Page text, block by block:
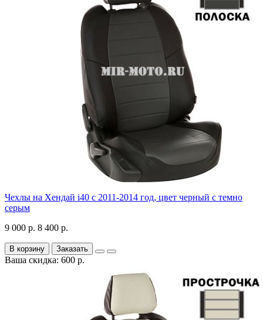
Чехлы на Хендай i40 с 2011-2014 год, цвет черный с темно
серым
9 000 р. 8 400 р.
В корзину Заказать
Ваша скидка: 600 р.